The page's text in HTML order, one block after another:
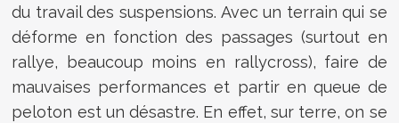
du travail des suspensions. Avec un terrain qui se
déforme en fonction des passages (surtout en
rallye, beaucoup moins en rallycross), faire de
mauvaises performances et partir en queue de
peloton est un désastre. En effet, sur terre, on se